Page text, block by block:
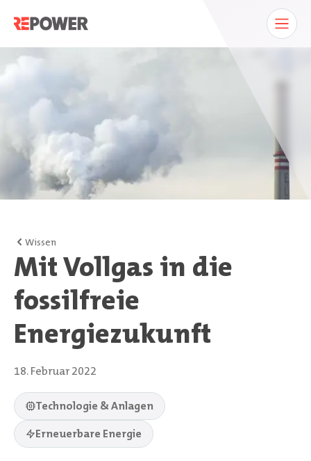
Wissen
Mit Vollgas in die
fossilfreie
Energiezukunft
18. Februar 2022
Technologie & Anlagen
Erneuerbare Energie